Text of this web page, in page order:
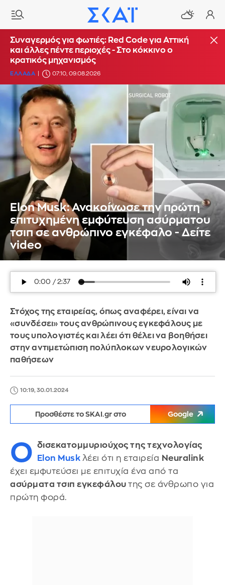
Συναγερμός για φωτιές: Red Code για Αττική
και άλλες πέντε περιοχές - Στο κόκκινο ο
κρατικός μηχανισμός
ΕΛΛΑΔΑ 07:10, 09.08.2026
Elon Musk: Ανακοίνωσε την πρώτη
επιτυχημένη εμφύτευση ασύρματου
τσιπ σε ανθρώπινο εγκέφαλο - Δείτε
video
Στόχος της εταιρείας, όπως αναφέρει, είναι να
«συνδέσει» τους ανθρώπινους εγκεφάλους με
τους υπολογιστές και λέει ότι θέλει να βοηθήσει
στην αντιμετώπιση πολύπλοκων νευρολογικών
παθήσεων
10:19, 30.01.2024
Προσθέστε το SKAI.gr στο Google
Ο δισεκατομμυριούχος της τεχνολογίας
Elon Musk λέει ότι η εταιρεία Neuralink
έχει εμφυτεύσει με επιτυχία ένα από τα
ασύρματα τσιπ εγκεφάλου της σε άνθρωπο για
πρώτη φορά.